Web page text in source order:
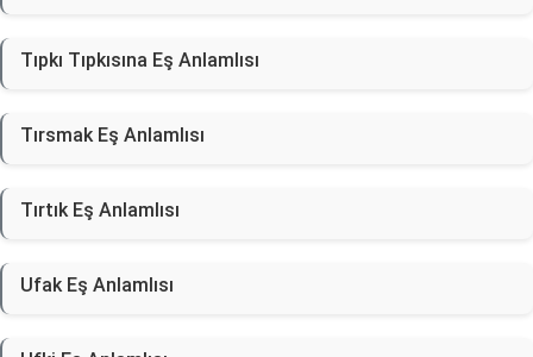
Tıpkı Tıpkısına Eş Anlamlısı
Tırsmak Eş Anlamlısı
Tırtık Eş Anlamlısı
Ufak Eş Anlamlısı